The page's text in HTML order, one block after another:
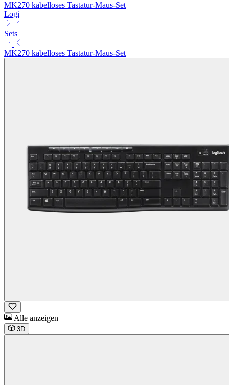
MK270 kabelloses Tastatur-Maus-Set
Logi
Sets
MK270 kabelloses Tastatur-Maus-Set
Alle anzeigen
3D